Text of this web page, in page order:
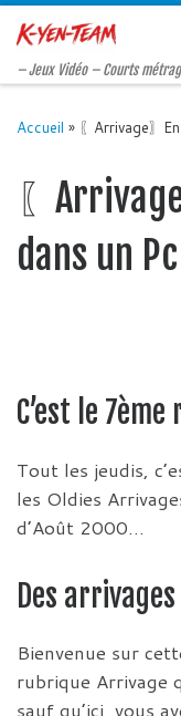
Passer au contenu
– Jeux Vidéo – Courts
Accueil » 〖Arrivage〗
〖
dans un
C’est le
Tout les jeudis,
les Oldies
d’Août 2000…
Des
Bienvenue sur
rubrique Arrivage
sauf qu’ici, vous